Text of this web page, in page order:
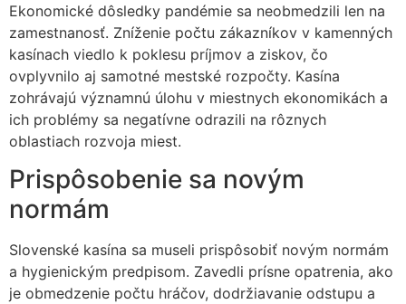
Ekonomické dôsledky pandémie sa neobmedzili len na
zamestnanosť. Zníženie počtu zákazníkov v kamenných
kasínach viedlo k poklesu príjmov a ziskov, čo
ovplyvnilo aj samotné mestské rozpočty. Kasína
zohrávajú významnú úlohu v miestnych ekonomikách a
ich problémy sa negatívne odrazili na rôznych
oblastiach rozvoja miest.
Prispôsobenie sa novým
normám
Slovenské kasína sa museli prispôsobiť novým normám
a hygienickým predpisom. Zavedli prísne opatrenia, ako
je obmedzenie počtu hráčov, dodržiavanie odstupu a